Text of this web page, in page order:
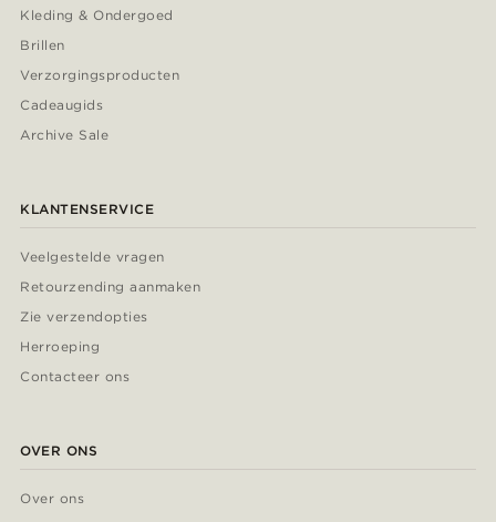
Kleding & Ondergoed
Brillen
Verzorgingsproducten
Cadeaugids
Archive Sale
KLANTENSERVICE
Veelgestelde vragen
Retourzending aanmaken
Zie verzendopties
Herroeping
Contacteer ons
OVER ONS
Over ons